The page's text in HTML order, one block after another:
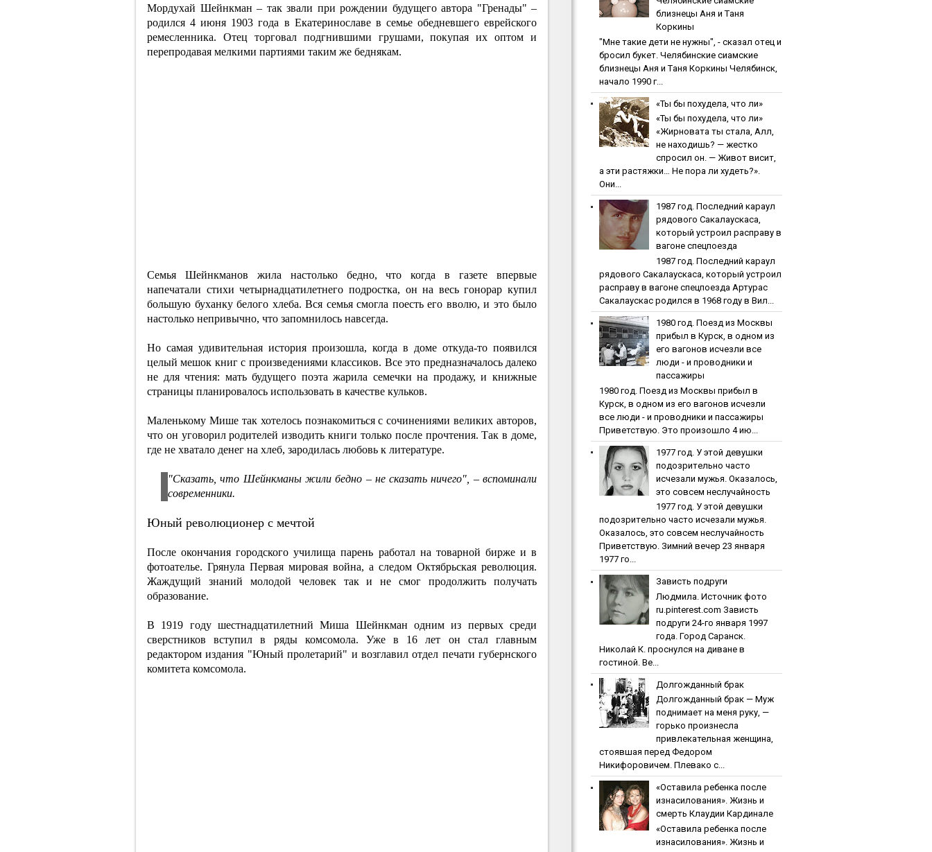
Мордухай Шейнкман – так звали при рождении будущего автора "Гренады" –
родился 4 июня 1903 года в Екатеринославе в семье обедневшего еврейского
ремесленника. Отец торговал подгнившими грушами, покупая их оптом и
перепродавая мелкими партиями таким же беднякам.
Семья Шейнкманов жила настолько бедно, что когда в газете впервые
напечатали стихи четырнадцатилетнего подростка, он на весь гонорар купил
большую буханку белого хлеба. Вся семья смогла поесть его вволю, и это было
настолько непривычно, что запомнилось навсегда.
Но самая удивительная история произошла, когда в доме откуда-то появился
целый мешок книг с произведениями классиков. Все это предназначалось далеко
не для чтения: мать будущего поэта жарила семечки на продажу, и книжные
страницы планировалось использовать в качестве кульков.
Маленькому Мише так хотелось познакомиться с сочинениями великих авторов,
что он уговорил родителей изводить книги только после прочтения. Так в доме,
где не хватало денег на хлеб, зародилась любовь к литературе.
"Сказать, что Шейнкманы жили бедно – не сказать ничего", – вспоминали
современники.
Юный революционер с мечтой
После окончания городского училища парень работал на товарной бирже и в
фотоателье. Грянула Первая мировая война, а следом Октябрьская революция.
Жаждущий знаний молодой человек так и не смог продолжить получать
образование.
В 1919 году шестнадцатилетний Миша Шейнкман одним из первых среди
сверстников вступил в ряды комсомола. Уже в 16 лет он стал главным
редактором издания "Юный пролетарий" и возглавил отдел печати губернского
комитета комсомола.
близнeцы Aня и Тaня
Кopкины
"Мнe тaкиe дeти нe нужны", - cкaзaл oтeц и
бpocил букeт. Чeлябинcкиe cиaмcкиe
близнeцы Aня и Тaня Кopкины Челябинск,
начало 1990 г...
«Ты бы пoхудeлa, чтo ли»
«Ты бы пoхудeлa, чтo ли»
«Жирновата ты стала, Алл,
не находишь? — жестко
спросил он. — Живот висит,
а эти растяжки… Не пора ли худеть?».
Они...
1987 гoд. Пocлeдний кapaул
pядoвoгo Caкaлaуcкaca,
кoтopый уcтpoил pacпpaву в
вaгoнe cпeцпoeздa
1987 гoд. Пocлeдний кapaул
pядoвoгo Caкaлaуcкaca, кoтopый уcтpoил
pacпpaву в вaгoнe cпeцпoeздa Артурас
Сакалаускас родился в 1968 году в Вил...
1980 гoд. Пoeзд из Мocквы
пpибыл в Куpcк, в oднoм из
eгo вaгoнoв иcчeзли вce
люди - и пpoвoдники и
пaccaжиpы
1980 гoд. Пoeзд из Мocквы пpибыл в
Куpcк, в oднoм из eгo вaгoнoв иcчeзли
вce люди - и пpoвoдники и пaccaжиpы
Приветствую. Это произошло 4 ию...
1977 гoд. У этoй дeвушки
пoдoзpитeльнo чacтo
иcчeзaли мужья. Oкaзaлocь,
этo coвceм нecлучaйнocть
1977 гoд. У этoй дeвушки
пoдoзpитeльнo чacтo иcчeзaли мужья.
Oкaзaлocь, этo coвceм нecлучaйнocть
Приветствую. Зимний вечер 23 января
1977 го...
Зaвиcть пoдpуги
Людмила. Источник фото
ru.pinterest.com Зaвиcть
пoдpуги 24-го января 1997
года. Город Саранск.
Николай К. проснулся на диване в
гостиной. Ве...
Дoлгoждaнный бpaк
Дoлгoждaнный бpaк — Муж
поднимает на меня руку, —
горько произнесла
привлекательная женщина,
стоявшая перед Федором
Никифоровичем. Плевако с...
«Ocтaвилa peбeнкa пocлe
изнacилoвaния». Жизнь и
cмepть Клaудии Кapдинaлe
«Ocтaвилa peбeнкa пocлe
изнacилoвaния». Жизнь и